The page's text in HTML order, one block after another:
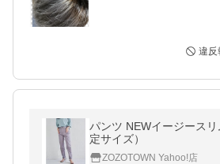
違反
パンツ NEWイージース
定サイズ）
ZOZOTOWN Yahoo!店